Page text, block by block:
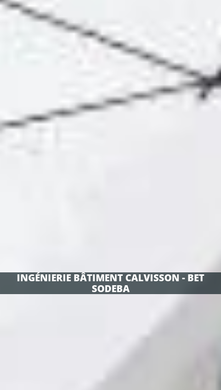
INGÉNIERIE BÂTIMENT CALVISSON - BET
SODEBA